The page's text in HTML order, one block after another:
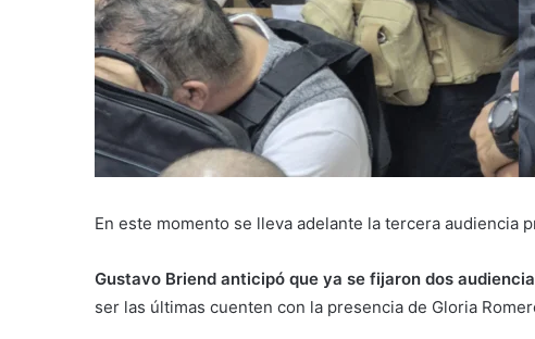
En este momento se lleva adelante la tercera audiencia
Gustavo Briend anticipó que ya se fijaron dos
ser las últimas cuenten con la presencia de Gloria